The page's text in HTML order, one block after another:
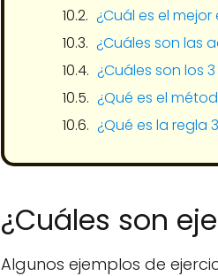
¿Cuál es el
¿Cuáles son las
¿Cuáles son los
¿Qué es el
¿Qué es la regla
¿Cuáles son
Algunos ejemplos de